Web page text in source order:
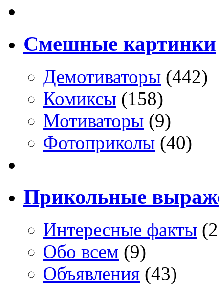
Смешные картинки
Демотиваторы (442)
Комиксы (158)
Мотиваторы (9)
Фотоприколы (40)
Прикольные
Интересные факты
Обо всем (9)
Объявления (43)